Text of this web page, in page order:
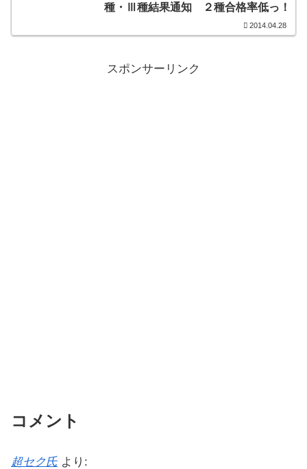
種・Ⅲ種結果通知 ２種合格率低っ！
2014.04.28
スポンサーリンク
コメント
超セク氏 より: